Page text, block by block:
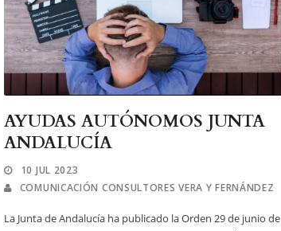
AYUDAS AUTÓNOMOS JUNTA
ANDALUCÍA
10 JUL 2023
COMUNICACIÓN CONSULTORES VERA Y FERNÁNDEZ
La Junta de Andalucía ha publicado la Orden 29 de junio de